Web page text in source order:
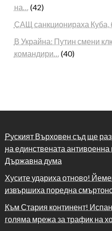
на…
(42)
САЩ санкционираха Куба,
В Украйна: Путин смени
командири…
(40)
Руският Върховен съд ще
на единствената антивоенна
Държавна дума
Хусите удариха отново!
извършиха поредна
Към Стария континент!
голяма мрежа за трафик на